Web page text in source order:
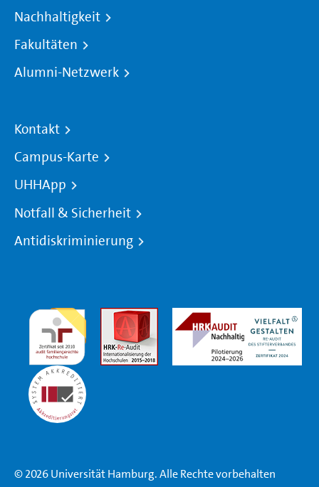
Nachhaltigkeit
Fakultäten
Alumni-Netzwerk
Kontakt
Campus-Karte
UHHApp
Notfall & Sicherheit
Antidiskriminierung
© 2026 Universität Hamburg. Alle Rechte vorbehalten